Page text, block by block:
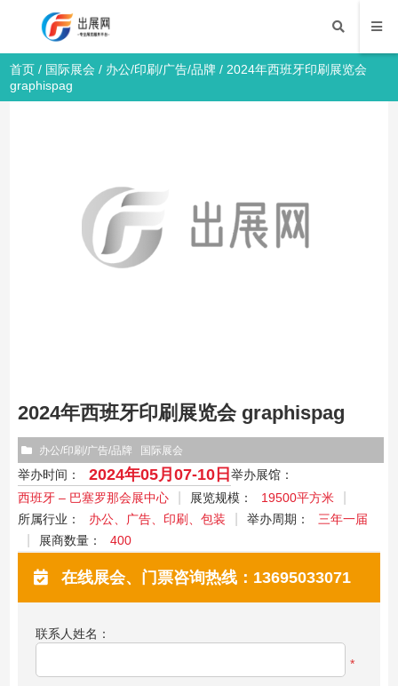
首页 / 国际展会 / 办公/印刷/广告/品牌 / 2024年西班牙印刷展览会
graphispag
2024年西班牙印刷展览会 graphispag
办公/印刷/广告/品牌 国际展会
举办时间： 2024年05月07-10日 举办展馆：
西班牙 – 巴塞罗那会展中心
展览规模：
19500平方米
所属行业：
办公、广告、印刷、包装 举办周期：
三年一届
展商数量：
400
在线展会、门票咨询热线：13695033071
联系人姓名：
*